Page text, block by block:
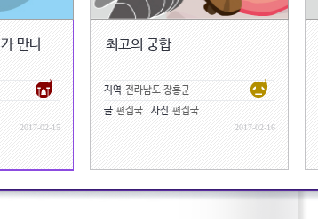
만나
2017-02-15
최고의 궁합
지역 전라남도 장흥군
글 편집국 사진 편집국
2017-02-16